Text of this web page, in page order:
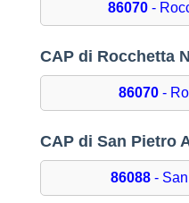
86070-
CAP di Rocchetta
86070 -
CAP di San Pietro
86088 -